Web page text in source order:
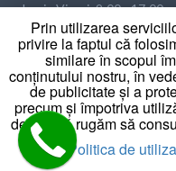
Luni - Vineri: 9:00 - 17:00
Sambata - Duminica : Inchis
IA LEGATURA CU
Prin utilizarea
privire la faptul că
similare în scopul
conținutului nostru, în
de publicitate și a
precum și împotriva
detalii, vă rugăm să
Politica de